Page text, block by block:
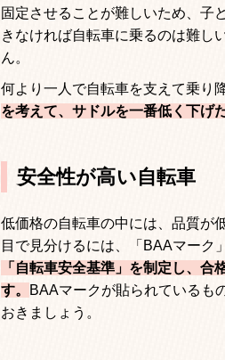
固定させることが難しいため、子
きなければ自転車に乗るのは難し
ん。
何より一人で自転車を支えて乗り
を考えて、サドルを一番低く下げ
安全性が高い自転車
低価格の自転車の中には、品質が
目で見分けるには、「 BAAマーク
「自転車安全基準」を制定し、合
す。
BAAマークが貼られているも
おきましょう。